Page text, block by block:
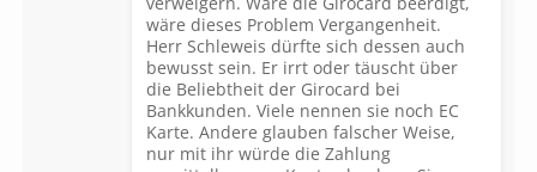
wäre dieses Problem Vergangenheit.
Herr Schleweis dürfte sich dessen auch
bewusst sein. Er irrt oder täuscht über
die Beliebtheit der Girocard bei
Bankkunden. Viele nennen sie noch EC
Karte. Andere glauben falscher Weise,
nur mit ihr würde die Zahlung